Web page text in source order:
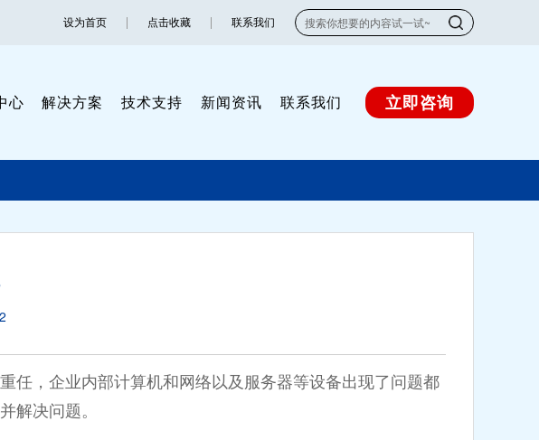
设为首页 点击收藏 联系我们
心 解决方案 技术支持 新闻资讯 联系我们 立即咨询
2
任，企业内部计算机和网络以及服务器等设备出现了问题都
解决问题。